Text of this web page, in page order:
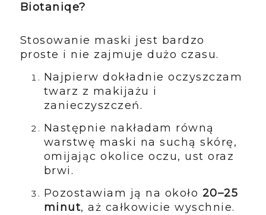
Biotaniqe?
Stosowanie maski jest bardzo
proste i nie zajmuje dużo czasu.
Najpierw dokładnie oczyszczam
twarz z makijażu i
zanieczyszczeń.
Następnie nakładam równą
warstwę maski na suchą skórę,
omijając okolice oczu, ust oraz
brwi.
Pozostawiam ją na około 20–25
minut, aż całkowicie wyschnie.